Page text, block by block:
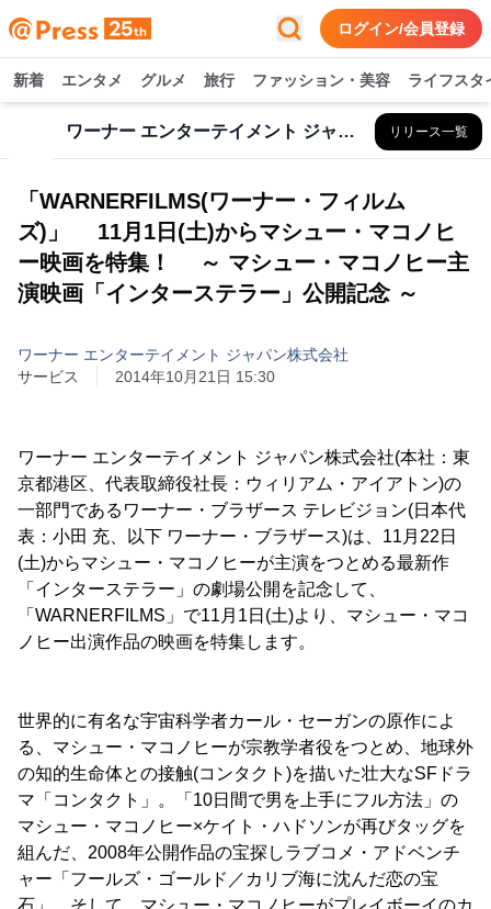
ログイン/会員登録
新着 エンタメ グルメ 旅行 ファッション・美容 ライフスタ
ワーナー エンターテイメント ジャパン株式会社 リリース一覧
「WARNERFILMS(ワーナー・フィルム
ズ)」 11月1日(土)からマシュー・マコノヒ
ー映画を特集！ ～ マシュー・マコノヒー主
演映画「インターステラー」公開記念 ～
ワーナー エンターテイメント ジャパン株式会社
サービス
2014年10月21日 15:30
ワーナー エンターテイメント ジャパン株式会社(本社：東
京都港区、代表取締役社長：ウィリアム・アイアトン)の
一部門であるワーナー・ブラザース テレビジョン(日本代
表：小田 充、以下 ワーナー・ブラザース)は、11月22日
(土)からマシュー・マコノヒーが主演をつとめる最新作
「インターステラー」の劇場公開を記念して、
「WARNERFILMS」で11月1日(土)より、マシュー・マコ
ノヒー出演作品の映画を特集します。
世界的に有名な宇宙科学者カール・セーガンの原作によ
る、マシュー・マコノヒーが宗教学者役をつとめ、地球外
の知的生命体との接触(コンタクト)を描いた壮大なSFドラ
マ「コンタクト」。「10日間で男を上手にフル方法」の
マシュー・マコノヒー×ケイト・ハドソンが再びタッグを
組んだ、2008年公開作品の宝探しラブコメ・アドベンチ
ャー「フールズ・ゴールド／カリブ海に沈んだ恋の宝
石」。そして、マシュー・マコノヒーがプレイボーイのカ